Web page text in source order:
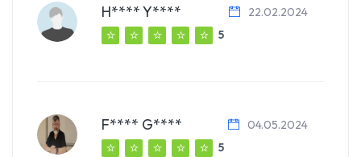
H**** Y****
22.02.2024
5
F**** G****
04.05.2024
5